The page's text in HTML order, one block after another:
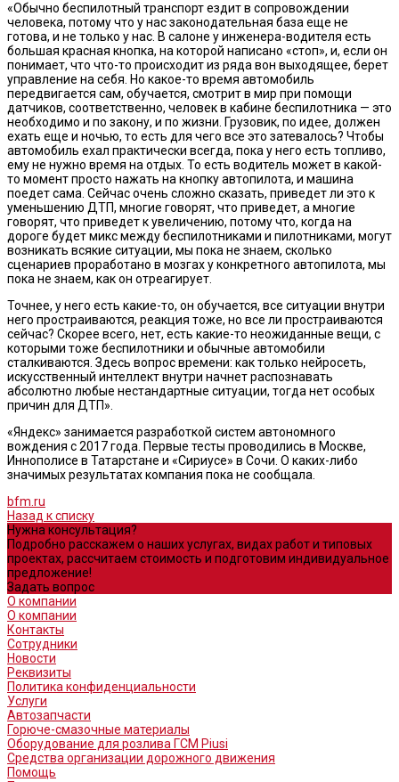
«Обычно беспилотный транспорт ездит в сопровождении
человека, потому что у нас законодательная база еще не
готова, и не только у нас. В салоне у инженера-водителя есть
большая красная кнопка, на которой написано «стоп», и, если он
понимает, что что-то происходит из ряда вон выходящее, берет
управление на себя. Но какое-то время автомобиль
передвигается сам, обучается, смотрит в мир при помощи
датчиков, соответственно, человек в кабине беспилотника — это
необходимо и по закону, и по жизни. Грузовик, по идее, должен
ехать еще и ночью, то есть для чего все это затевалось? Чтобы
автомобиль ехал практически всегда, пока у него есть топливо,
ему не нужно время на отдых. То есть водитель может в какой-
то момент просто нажать на кнопку автопилота, и машина
поедет сама. Сейчас очень сложно сказать, приведет ли это к
уменьшению ДТП, многие говорят, что приведет, а многие
говорят, что приведет к увеличению, потому что, когда на
дороге будет микс между беспилотниками и пилотниками, могут
возникать всякие ситуации, мы пока не знаем, сколько
сценариев проработано в мозгах у конкретного автопилота, мы
пока не знаем, как он отреагирует.
Точнее, у него есть какие-то, он обучается, все ситуации внутри
него простраиваются, реакция тоже, но все ли простраиваются
сейчас? Скорее всего, нет, есть какие-то неожиданные вещи, с
которыми тоже беспилотники и обычные автомобили
сталкиваются. Здесь вопрос времени: как только нейросеть,
искусственный интеллект внутри начнет распознавать
абсолютно любые нестандартные ситуации, тогда нет особых
причин для ДТП».
«Яндекс» занимается разработкой систем автономного
вождения с 2017 года. Первые тесты проводились в Москве,
Иннополисе в Татарстане и «Сириусе» в Сочи. О каких-либо
значимых результатах компания пока не сообщала.
bfm.ru
Назад к списку
Нужна консультация?
Подробно расскажем о наших услугах, видах работ и типовых
проектах, рассчитаем стоимость и подготовим индивидуальное
предложение!
Задать вопрос
О компании
О компании
Контакты
Сотрудники
Новости
Реквизиты
Политика конфиденциальности
Услуги
Автозапчасти
Горюче-смазочные материалы
Оборудование для розлива ГСМ Piusi
Средства организации дорожного движения
Помощь